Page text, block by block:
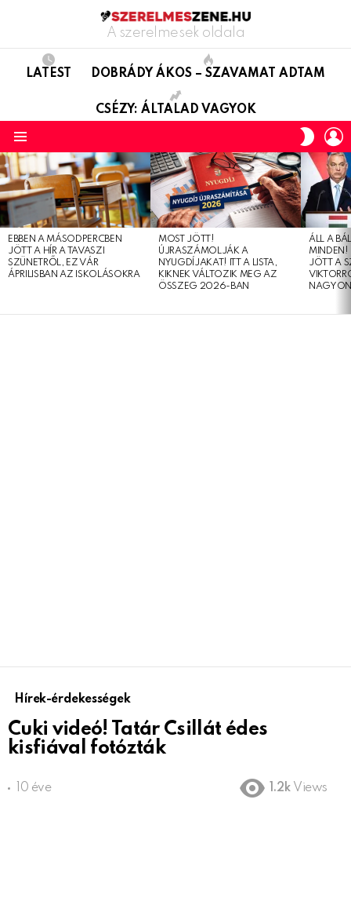
A szerelmesek oldala
LATEST DOBRÁDY ÁKOS – SZAVAMAT ADTAM
CSÉZY: ÁLTALAD VAGYOK
SKIN
LATEST
STORIES
EBBEN A MÁSODPERCBEN
JÖTT A HÍR A TAVASZI
SZÜNETRŐL, EZ VÁR
ÁPRILISBAN AZ ISKOLÁSOKRA
MOST JÖTT!
ÚJRASZÁMOLJÁK A
NYUGDÍJAKAT! ITT A LISTA,
KIKNEK VÁLTOZIK MEG AZ
ÖSSZEG 2026-BAN
ÁLL A
MINDEN!
JÖTT A
Hírek-érdekességek
Cuki videó! Tatár Csillát édes
kisfiával fotózták
10 éve 1.2k Views